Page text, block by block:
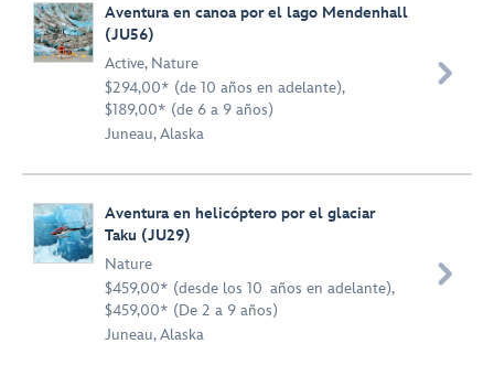
Aventura en canoa por el lago Mendenhall
(JU56)
Active, Nature
$294,00* (de 10 años en adelante),
$189,00* (de 6 a 9 años)
Juneau, Alaska

Aventura en helicóptero por el glaciar
Taku (JU29)
Nature
$459,00* (desde los 10 años en adelante),
$459,00* (De 2 a 9 años)
Juneau, Alaska
